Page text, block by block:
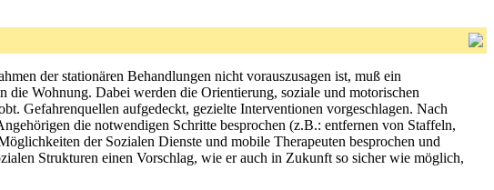
der stationären Behandlungen nicht vorauszusagen ist, muß ein
Wohnung. Dabei werden die Orientierung, soziale und motorischen
Gefahrenquellen aufgedeckt, gezielte Interventionen vorgeschlagen. Nach
die notwendigen Schritte besprochen (z.B.: entfernen von Staffeln,
der Sozialen Dienste und mobile Therapeuten besprochen und
Strukturen einen Vorschlag, wie er auch in Zukunft so sicher wie möglich,